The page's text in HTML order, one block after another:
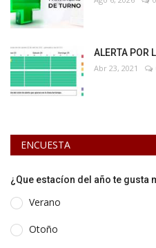
ALERTA POR
Abr 23, 2021
ENCUESTA
¿Que estacíon del año te gusta
Verano
Otoño